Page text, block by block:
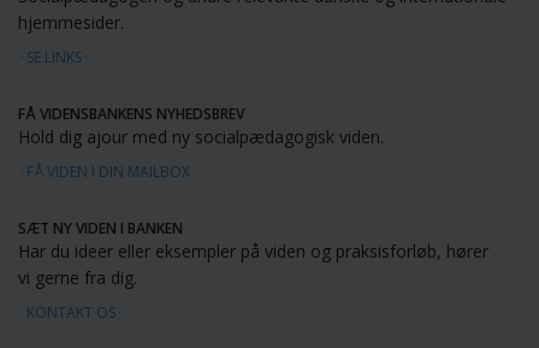
hjemmesider.
SE LINKS
FÅ VIDENSBANKENS NYHEDSBREV
Hold dig ajour med ny socialpædagogisk viden.
FÅ VIDEN I DIN MAILBOX
SÆT NY VIDEN I BANKEN
Har du ideer eller eksempler på viden og praksisforløb, hører
vi gerne fra dig.
KONTAKT OS